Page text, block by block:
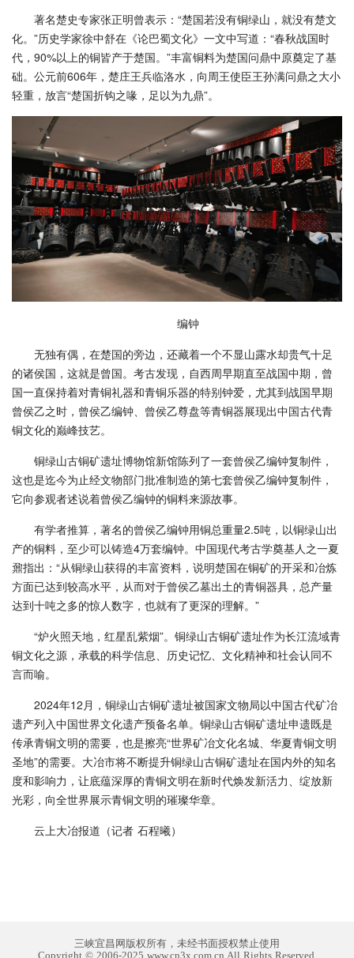
著名楚史专家张正明曾表示：“楚国若没有铜绿山，就没有楚文
化。”历史学家徐中舒在《论巴蜀文化》一文中写道：“春秋战国时
代，90%以上的铜皆产于楚国。”丰富铜料为楚国问鼎中原奠定了基
础。公元前606年，楚庄王兵临洛水，向周王使臣王孙满问鼎之大小
轻重，放言“楚国折钩之喙，足以为九鼎”。
编钟
无独有偶，在楚国的旁边，还藏着一个不显山露水却贵气十足
的诸侯国，这就是曾国。考古发现，自西周早期直至战国中期，曾
国一直保持着对青铜礼器和青铜乐器的特别钟爱，尤其到战国早期
曾侯乙之时，曾侯乙编钟、曾侯乙尊盘等青铜器展现出中国古代青
铜文化的巅峰技艺。
铜绿山古铜矿遗址博物馆新馆陈列了一套曾侯乙编钟复制件，
这也是迄今为止经文物部门批准制造的第七套曾侯乙编钟复制件，
它向参观者述说着曾侯乙编钟的铜料来源故事。
有学者推算，著名的曾侯乙编钟用铜总重量2.5吨，以铜绿山出
产的铜料，至少可以铸造4万套编钟。中国现代考古学奠基人之一夏
鼐指出：“从铜绿山获得的丰富资料，说明楚国在铜矿的开采和冶炼
方面已达到较高水平，从而对于曾侯乙墓出土的青铜器具，总产量
达到十吨之多的惊人数字，也就有了更深的理解。”
“炉火照天地，红星乱紫烟”。铜绿山古铜矿遗址作为长江流域青
铜文化之源，承载的科学信息、历史记忆、文化精神和社会认同不
言而喻。
2024年12月，铜绿山古铜矿遗址被国家文物局以中国古代矿冶
遗产列入中国世界文化遗产预备名单。铜绿山古铜矿遗址申遗既是
传承青铜文明的需要，也是擦亮“世界矿冶文化名城、华夏青铜文明
圣地”的需要。大冶市将不断提升铜绿山古铜矿遗址在国内外的知名
度和影响力，让底蕴深厚的青铜文明在新时代焕发新活力、绽放新
光彩，向全世界展示青铜文明的璀璨华章。
云上大冶报道（记者 石程曦）
三峡宜昌网版权所有，未经书面授权禁止使用
Copyright © 2006-2025 www.cn3x.com.cn All Rights Reserved.